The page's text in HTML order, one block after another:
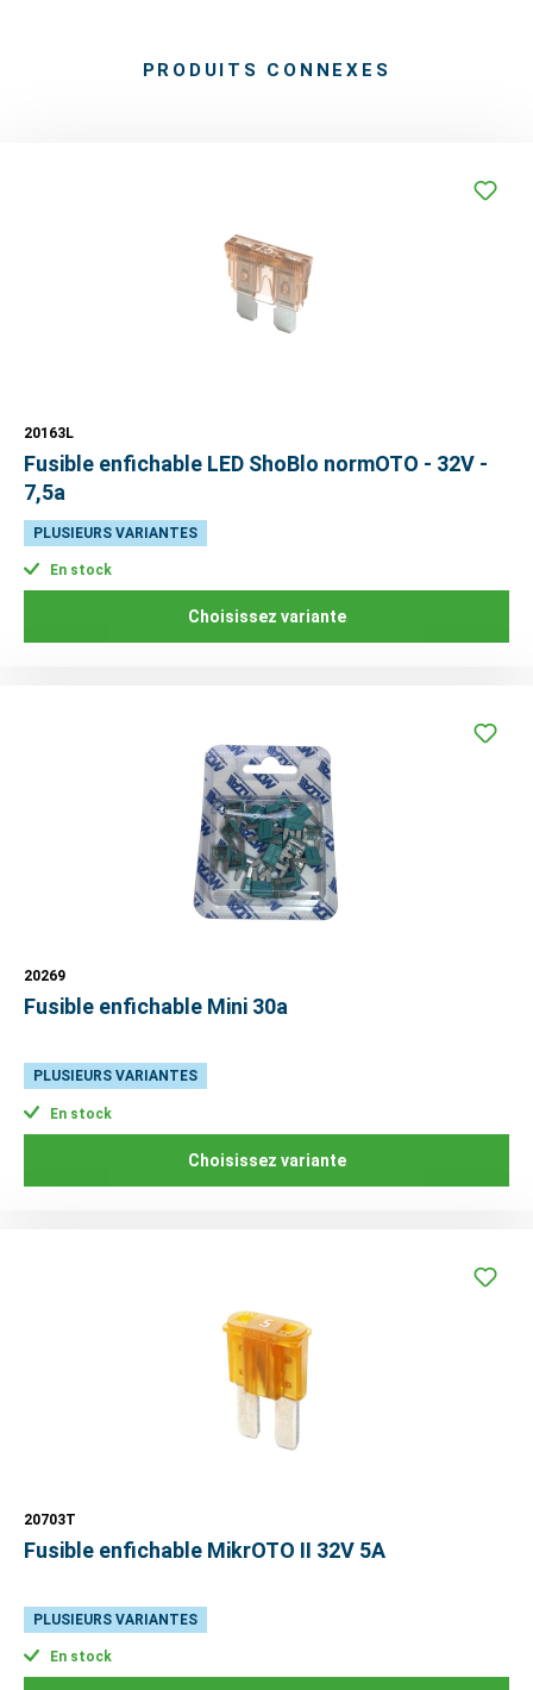
PRODUITS CONNEXES
20163L
Fusible enfichable LED ShoBlo normOTO - 32V -
7,5a
PLUSIEURS VARIANTES
En stock
Choisissez variante
20269
Fusible enfichable Mini 30a
PLUSIEURS VARIANTES
En stock
Choisissez variante
20703T
Fusible enfichable MikrOTO II 32V 5A
PLUSIEURS VARIANTES
En stock